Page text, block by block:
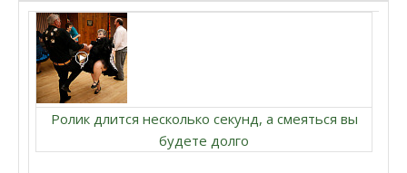
Ролик длится несколько секунд, а смеяться вы
будете долго